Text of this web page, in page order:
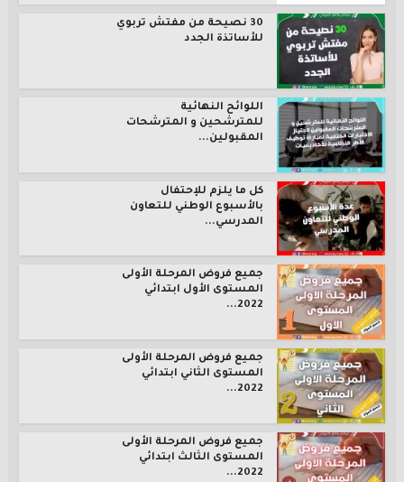
30 نصيحة من مفتش تربوي
للأساتذة الجدد
اللوائح النهائية
للمترشحين و المترشحات
المقبولين...
كل ما يلزم للإحتفال
بالأسبوع الوطني للتعاون
المدرسي...
جميع فروض المرحلة الأولى
المستوى الأول ابتدائي
2022...
جميع فروض المرحلة الأولى
المستوى الثاني ابتدائي
2022...
جميع فروض المرحلة الأولى
المستوى الثالث ابتدائي
2022...